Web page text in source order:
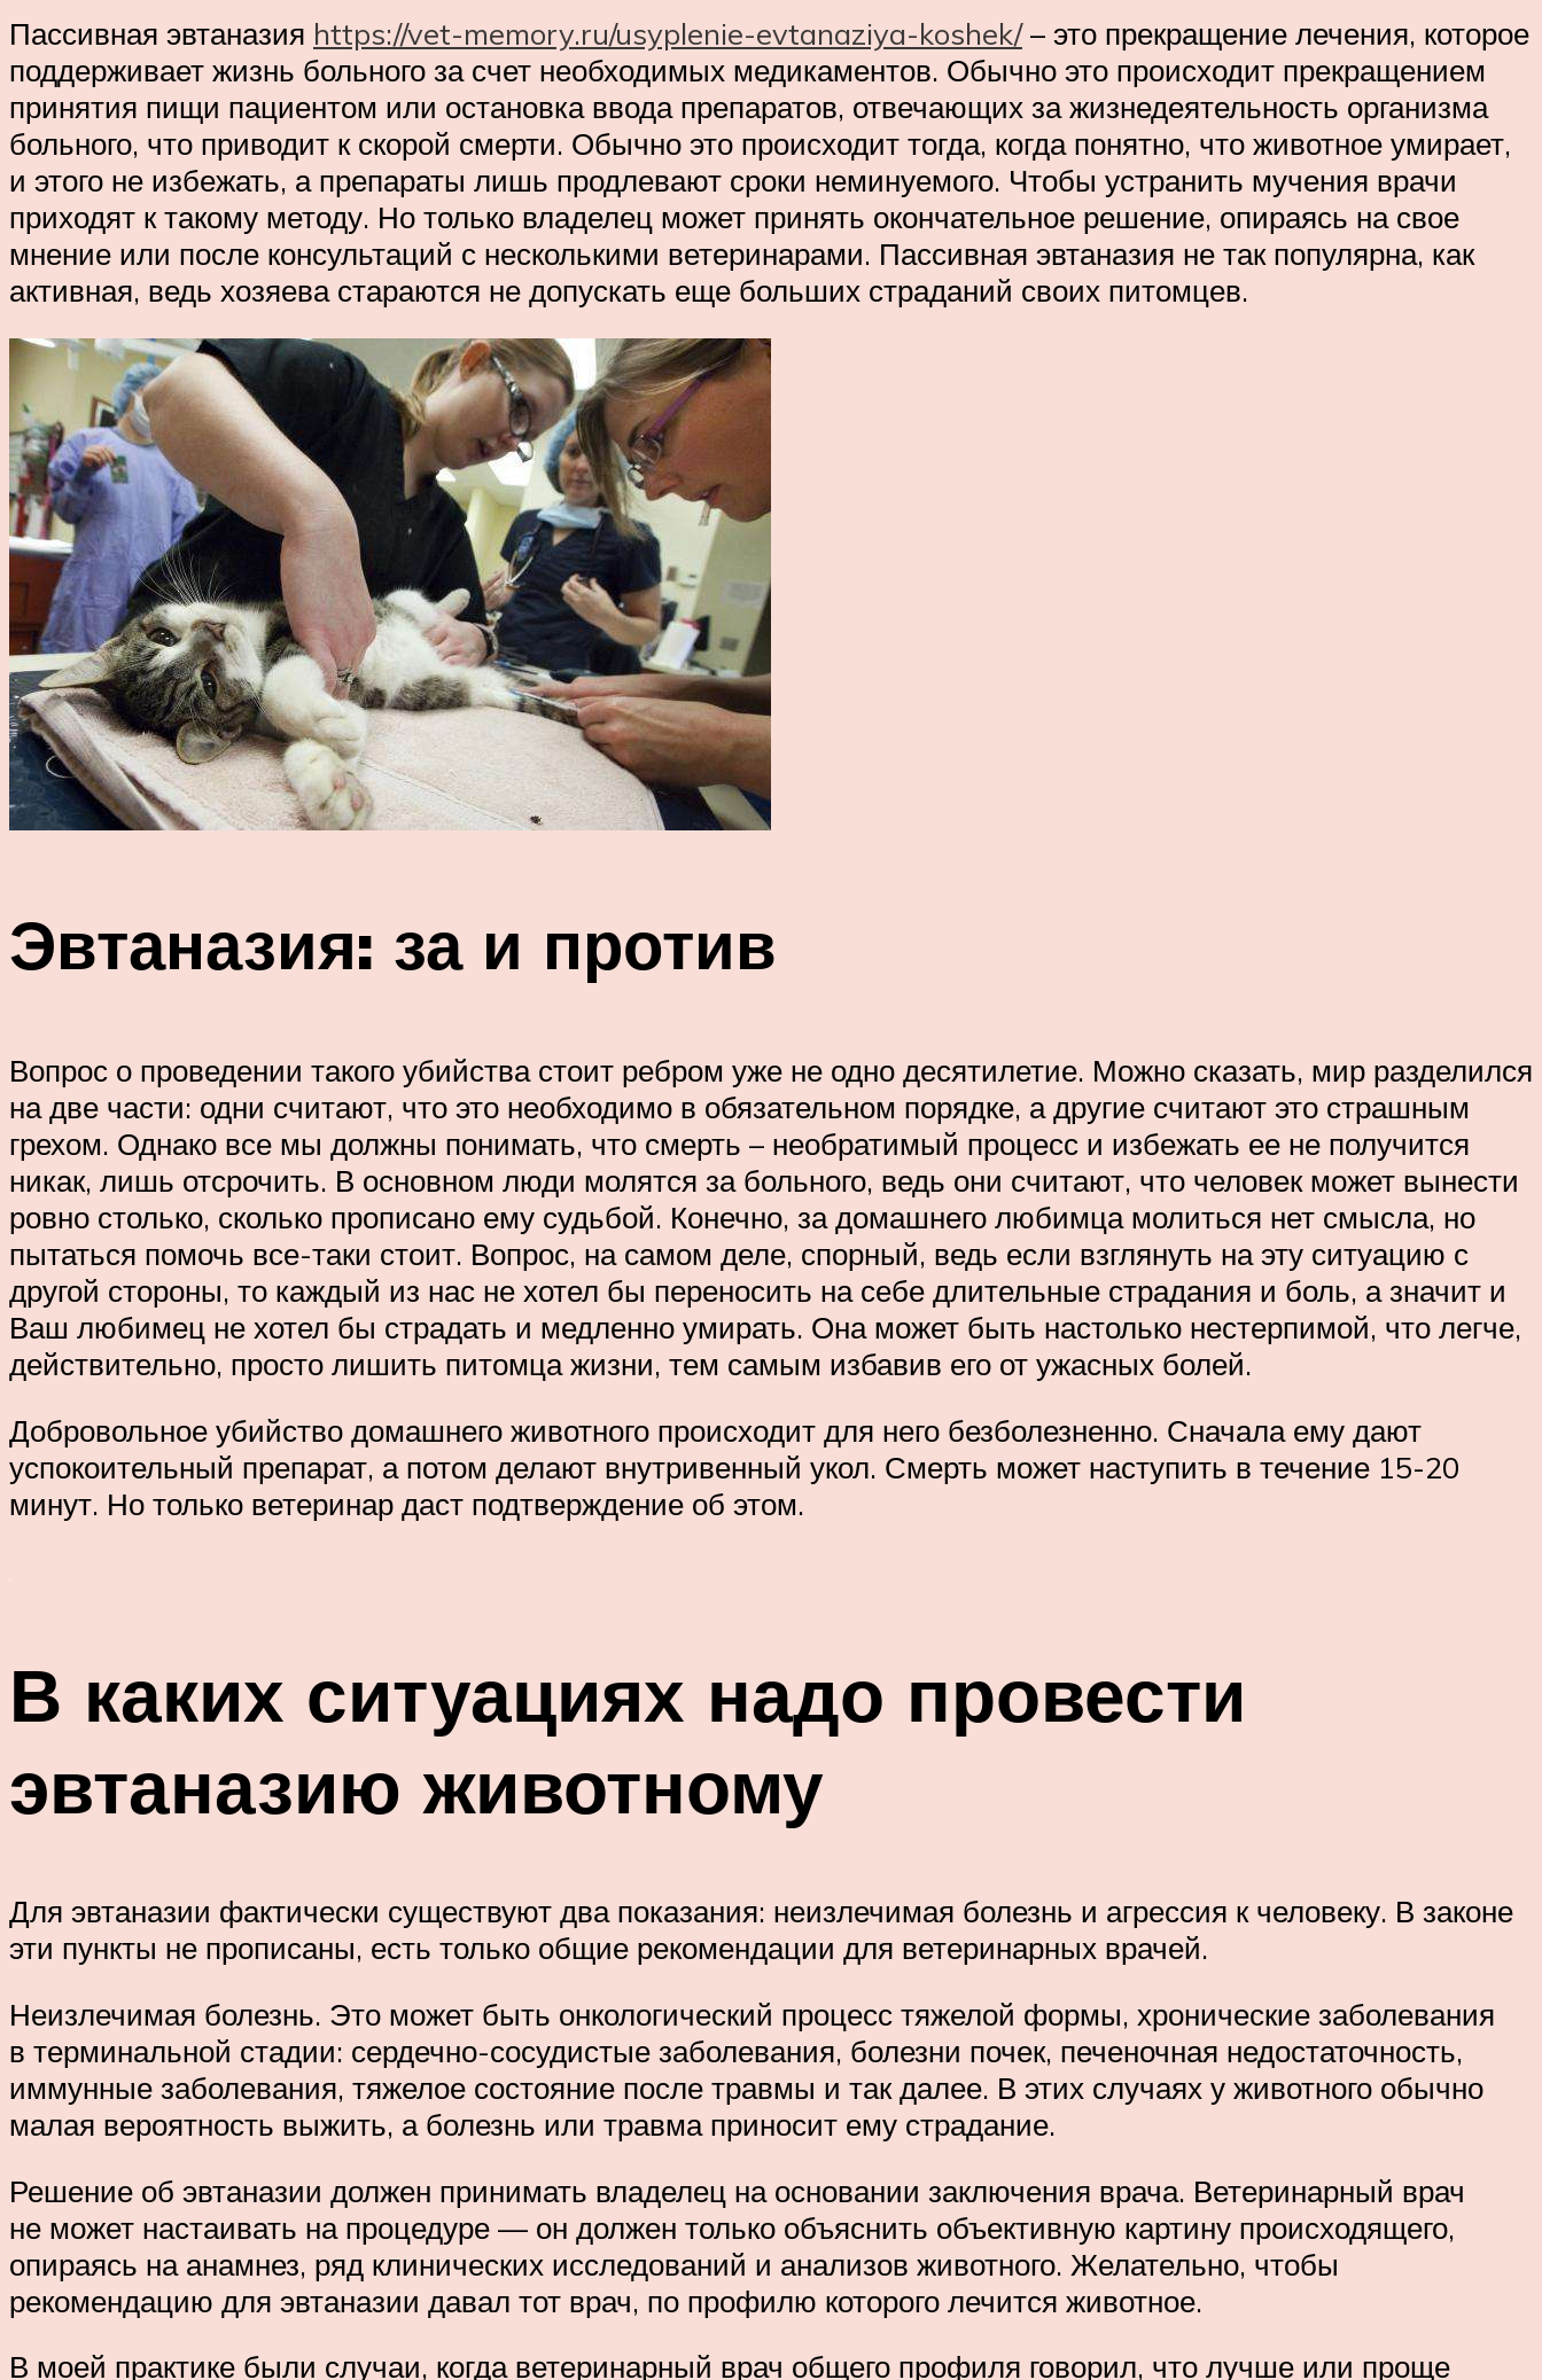
Пассивная эвтаназия https://vet-memory.ru/usyplenie-evtanaziya-koshek/– это прекращение лечения, которое
поддерживает жизнь больного за счет необходимых медикаментов. Обычно это происходит прекращением
принятия пищи пациентом или остановка ввода препаратов, отвечающих за жизнедеятельность организма
больного, что приводит к скорой смерти. Обычно это происходит тогда, когда понятно, что животное умирает,
и этого не избежать, а препараты лишь продлевают сроки неминуемого. Чтобы устранить мучения врачи
приходят к такому методу. Но только владелец может принять окончательное решение, опираясь на свое
мнение или после консультаций с несколькими ветеринарами. Пассивная эвтаназия не так популярна, как
активная, ведь хозяева стараются не допускать еще больших страданий своих питомцев.
Эвтаназия: за и против
Вопрос о проведении такого убийства стоит ребром уже не одно десятилетие. Можно сказать, мир разделился
на две части: одни считают, что это необходимо в обязательном порядке, а другие считают это страшным
грехом. Однако все мы должны понимать, что смерть – необратимый процесс и избежать ее не получится
никак, лишь отсрочить. В основном люди молятся за больного, ведь они считают, что человек может вынести
ровно столько, сколько прописано ему судьбой. Конечно, за домашнего любимца молиться нет смысла, но
пытаться помочь все-таки стоит. Вопрос, на самом деле, спорный, ведь если взглянуть на эту ситуацию с
другой стороны, то каждый из нас не хотел бы переносить на себе длительные страдания и боль, а значит и
Ваш любимец не хотел бы страдать и медленно умирать. Она может быть настолько нестерпимой, что легче,
действительно, просто лишить питомца жизни, тем самым избавив его от ужасных болей.
Добровольное убийство домашнего животного происходит для него безболезненно. Сначала ему дают
успокоительный препарат, а потом делают внутривенный укол. Смерть может наступить в течение 15-20
минут. Но только ветеринар даст подтверждение об этом.
В каких ситуациях надо провести
эвтаназию животному
Для эвтаназии фактически существуют два показания: неизлечимая болезнь и агрессия к человеку. В законе
эти пункты не прописаны, есть только общие рекомендации для ветеринарных врачей.
Неизлечимая болезнь. Это может быть онкологический процесс тяжелой формы, хронические заболевания
в терминальной стадии: сердечно-сосудистые заболевания, болезни почек, печеночная недостаточность,
иммунные заболевания, тяжелое состояние после травмы и так далее. В этих случаях у животного обычно
малая вероятность выжить, а болезнь или травма приносит ему страдание.
Решение об эвтаназии должен принимать владелец на основании заключения врача. Ветеринарный врач
не может настаивать на процедуре — он должен только объяснить объективную картину происходящего,
опираясь на анамнез, ряд клинических исследований и анализов животного. Желательно, чтобы
рекомендацию для эвтаназии давал тот врач, по профилю которого лечится животное.
В моей практике были случаи, когда ветеринарный врач общего профиля говорил, что лучше или проще